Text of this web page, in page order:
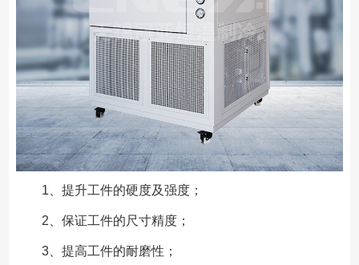
1、提升工件的硬度及强度；
2、保证工件的尺寸精度；
3、提高工件的耐磨性；